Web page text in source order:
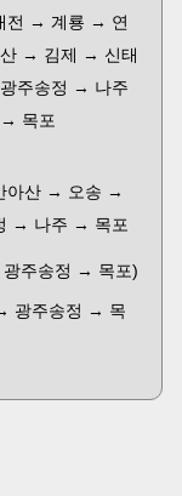
전 → 계룡 → 연
→ 김제 → 신태
주송정 → 나주
목포
아산 → 오송 →
→ 나주 → 목포
광주송정 → 목포)
광주송정 → 목